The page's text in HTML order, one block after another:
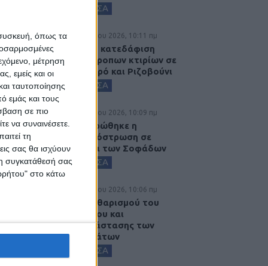
όπως τα
μέτρηση
εμείς και οι
ταυτοποίησης
εμάς και τους
σε πιο
να συναινέσετε.
τη
σας θα ισχύουν
συγκατάθεσή σας
στο κάτω
ΚΑΡΔΙΤΣΑ
6 Αυγούστου 2026, 10:11 πμ
Ξεκινά η κατεδάφιση
ετοιμόρροπων κτιρίων σε
Αγναντερό και Ριζοβούνι
ΚΑΡΔΙΤΣΑ
6 Αυγούστου 2026, 10:09 πμ
Ολοκληρώθηκε η
ασφαλτόστρωση σε
τμήματα των Σοφάδων
ΚΑΡΔΙΤΣΑ
6 Αυγούστου 2026, 10:06 πμ
Έργο καθαρισμού του
Ρογόζινου και
αποκατάστασης των
αναχωμάτων
ΚΑΡΔΙΤΣΑ